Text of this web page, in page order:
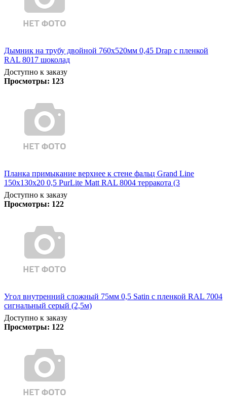
Дымник на трубу двойной 760х520мм 0,45 Drap с пленкой
RAL 8017 шоколад
Доступно к заказу
Просмотры: 123
Планка примыкание верхнее к стене фальц Grand Line
150х130х20 0,5 PurLite Matt RAL 8004 терракота (3
Доступно к заказу
Просмотры: 122
Угол внутренний сложный 75мм 0,5 Satin с пленкой RAL 7004
сигнальный серый (2,5м)
Доступно к заказу
Просмотры: 122